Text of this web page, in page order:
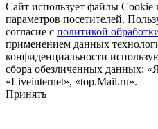
Сайт использует файлы Cookie
параметров посетителей.
согласие с политикой
применением данных
конфиденциальности
сбора обезличенных данных:
«Liveinternet», «top.Mail.ru».
Принять